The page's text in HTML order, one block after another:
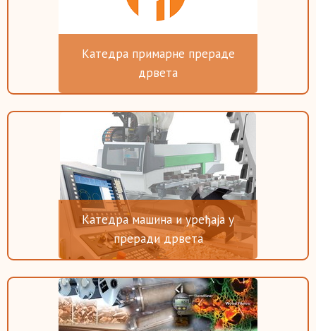
Катедра примарне прераде
дрвета
Катедра машина и уређаја у
преради дрвета